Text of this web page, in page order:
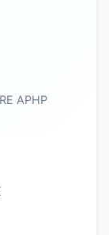
APHP